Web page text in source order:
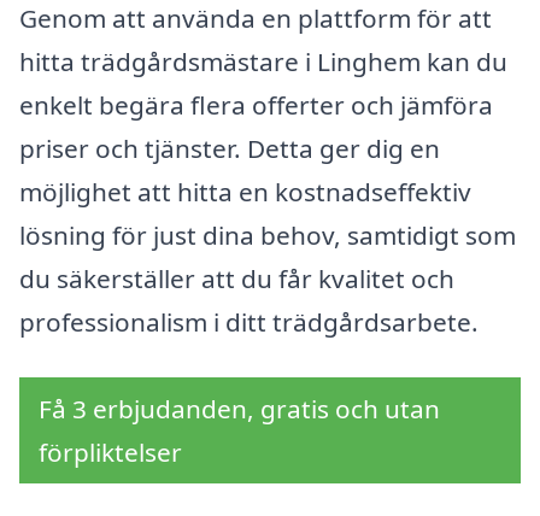
Genom att använda en plattform för att
hitta trädgårdsmästare i Linghem kan du
enkelt begära flera offerter och jämföra
priser och tjänster. Detta ger dig en
möjlighet att hitta en kostnadseffektiv
lösning för just dina behov, samtidigt som
du säkerställer att du får kvalitet och
professionalism i ditt trädgårdsarbete.
Få 3 erbjudanden, gratis och utan
förpliktelser